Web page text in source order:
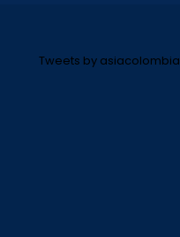
Tweets by asiacolombia